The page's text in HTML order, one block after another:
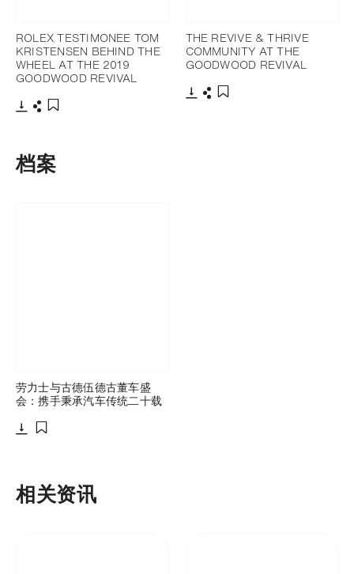
ROLEX TESTIMONEE TOM
KRISTENSEN BEHIND THE
WHEEL AT THE 2019
GOODWOOD REVIVAL
THE REVIVE & THRIVE
COMMUNITY AT THE
GOODWOOD REVIVAL
档案
劳力士与古德伍德古董车盛
会：携手秉承汽车传统二十载
相关资讯